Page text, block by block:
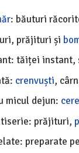
: băuturi
prăjituri și
tăiței instant,
crenvuști,
micul dejun:
prăjituri,
preparate